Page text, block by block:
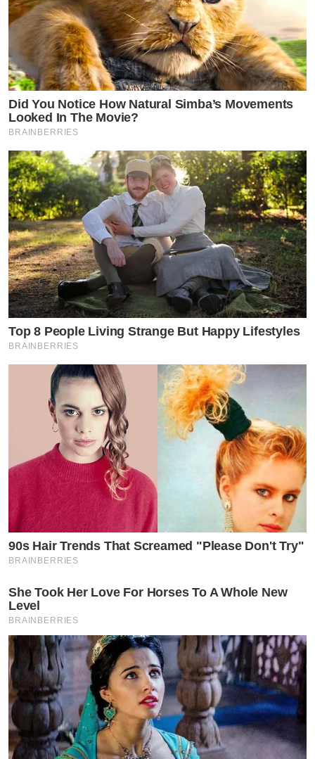
Did You Notice How Natural Simba’s Movements
Looked In The Movie?
BRAINBERRIES
Top 8 People Living Strange But Happy Lifestyles
BRAINBERRIES
90s Hair Trends That Screamed "Please Don't Try"
BRAINBERRIES
She Took Her Love For Horses To A Whole New
Level
BRAINBERRIES